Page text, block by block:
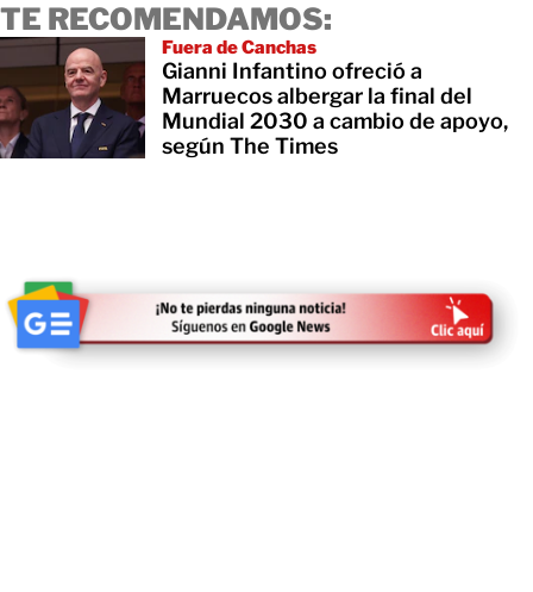
TE RECOMENDAMOS:
Fuera de Canchas
Gianni Infantino ofreció a
Marruecos albergar la final del
Mundial 2030 a cambio de apoyo,
según The Times